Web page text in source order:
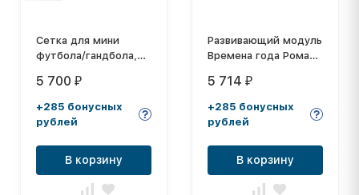
Сетка для мини
футбола/гандбола,
мм
5 700 ₽
+285 бонусных
рублей
В корзину
Развивающий модуль
Времена года Романа
5 714 ₽
+285 бонусных
рублей
В корзину